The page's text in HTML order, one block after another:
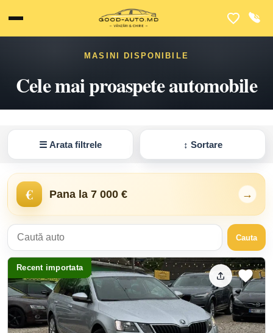
MASINI DISPONIBILE
Cele mai proaspete automobile
☰ Arata filtrele ↕ Sortare
€ Pana la 7 000 € →
Cauta
Recent importata